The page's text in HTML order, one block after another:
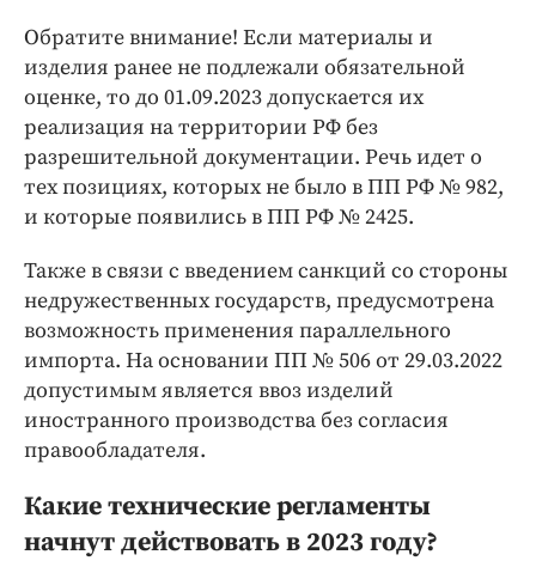
Обратите внимание! Если материалы и
изделия ранее не подлежали обязательной
оценке, то до 01.09.2023 допускается их
реализация на территории РФ без
разрешительной документации. Речь идет о
тех позициях, которых не было в ПП РФ № 982,
и которые появились в ПП РФ № 2425.
Также в связи с введением санкций со стороны
недружественных государств, предусмотрена
возможность применения параллельного
импорта. На основании ПП № 506 от 29.03.2022
допустимым является ввоз изделий
иностранного производства без согласия
правообладателя.
Какие технические регламенты
начнут действовать в 2023 году?